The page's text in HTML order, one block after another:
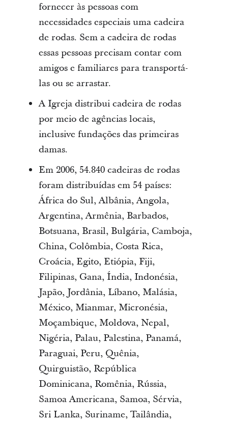
fornecer às pessoas com
necessidades especiais uma cadeira
de rodas. Sem a cadeira de rodas
essas pessoas precisam contar com
amigos e familiares para transportá-
las ou se arrastar.
A Igreja distribui cadeira de rodas
por meio de agências locais,
inclusive fundações das primeiras
damas.
Em 2006, 54.840 cadeiras de rodas
foram distribuídas em 54 países:
África do Sul, Albânia, Angola,
Argentina, Armênia, Barbados,
Botsuana, Brasil, Bulgária, Camboja,
China, Colômbia, Costa Rica,
Croácia, Egito, Etiópia, Fiji,
Filipinas, Gana, Índia, Indonésia,
Japão, Jordânia, Líbano, Malásia,
México, Mianmar, Micronésia,
Moçambique, Moldova, Nepal,
Nigéria, Palau, Palestina, Panamá,
Paraguai, Peru, Quênia,
Quirguistão, República
Dominicana, Romênia, Rússia,
Samoa Americana, Samoa, Sérvia,
Sri Lanka, Suriname, Tailândia,